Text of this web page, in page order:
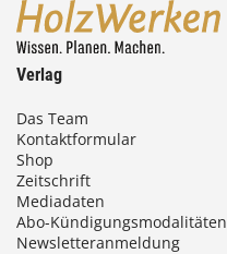
Verlag
Das Team
Kontaktformular
Shop
Zeitschrift
Mediadaten
Abo-Kündigungsmodalitäten
Newsletteranmeldung